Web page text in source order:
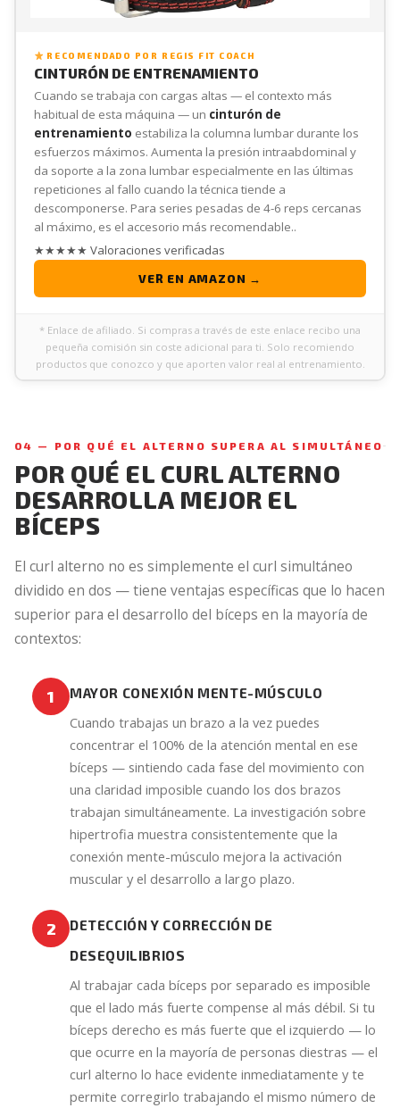
RECOMENDADO POR REGIS FIT COACH
CINTURÓN DE ENTRENAMIENTO
Cuando se trabaja con cargas altas — el contexto más
habitual de esta máquina — un cinturón de
entrenamiento estabiliza la columna lumbar durante los
esfuerzos máximos. Aumenta la presión intraabdominal y
da soporte a la zona lumbar especialmente en las últimas
repeticiones al fallo cuando la técnica tiende a
descomponerse. Para series pesadas de 4-6 reps cercanas
al máximo, es el accesorio más recomendable..
★★★★★ Valoraciones verificadas
VER EN AMAZON →
* Enlace de afiliado. Si compras a través de este enlace recibo una
pequeña comisión sin coste adicional para ti. Solo recomiendo
productos que conozco y que aporten valor real al entrenamiento.
04 — POR QUÉ EL ALTERNO SUPERA AL SIMULTÁNEO
POR QUÉ EL CURL ALTERNO
DESARROLLA MEJOR EL
BÍCEPS
El curl alterno no es simplemente el curl simultáneo
dividido en dos — tiene ventajas específicas que lo hacen
superior para el desarrollo del bíceps en la mayoría de
contextos:
1 MAYOR CONEXIÓN MENTE-MÚSCULO
Cuando trabajas un brazo a la vez puedes
concentrar el 100% de la atención mental en ese
bíceps — sintiendo cada fase del movimiento con
una claridad imposible cuando los dos brazos
trabajan simultáneamente. La investigación sobre
hipertrofia muestra consistentemente que la
conexión mente-músculo mejora la activación
muscular y el desarrollo a largo plazo.
2
DETECCIÓN Y CORRECCIÓN DE
DESEQUILIBRIOS
Al trabajar cada bíceps por separado es imposible
que el lado más fuerte compense al más débil. Si tu
bíceps derecho es más fuerte que el izquierdo — lo
que ocurre en la mayoría de personas diestras — el
curl alterno lo hace evidente inmediatamente y te
permite corregirlo trabajando el mismo número de